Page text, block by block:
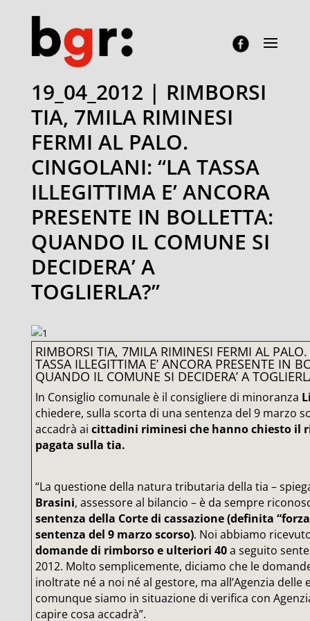
19_04_2012 | RIMBORSI
TIA, 7MILA RIMINESI
FERMI AL PALO.
CINGOLANI: “LA TASSA
ILLEGITTIMA E’ ANCORA
PRESENTE IN BOLLETTA:
QUANDO IL COMUNE SI
DECIDERA’ A
TOGLIERLA?”
RIMBORSI TIA, 7MILA RIMINESI FERMI AL
TASSA ILLEGITTIMA E’ ANCORA PRESENTE IN
QUANDO IL COMUNE SI DECIDERA’ A
In Consiglio comunale è il consigliere di minoranza
chiedere, sulla scorta di una sentenza del 9 marzo
accadrà ai cittadini riminesi che hanno chiesto il
pagata sulla tia.
“La questione della natura tributaria della tia –
Brasini, assessore al bilancio – è da sempre
sentenza della Corte di cassazione (definita
sentenza del 9 marzo scorso). Noi abbiamo
domande di rimborso e ulteriori 40a seguito
2012. Molto semplicemente, diciamo che le
inoltrate né a noi né al gestore, ma all’Agenzia delle
comunque siamo in situazione di verifica con
capire cosa accadrà”.